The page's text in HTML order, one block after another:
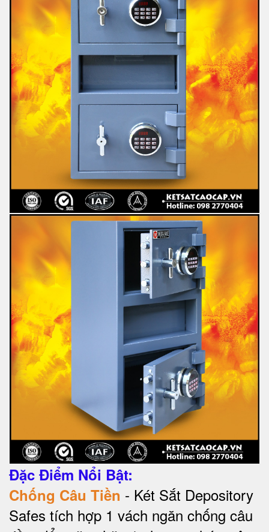
Đặc Điểm Nổi Bật:
Chống Câu Tiền - Két Sắt Depository
Safes tích hợp 1 vách ngăn chống câu